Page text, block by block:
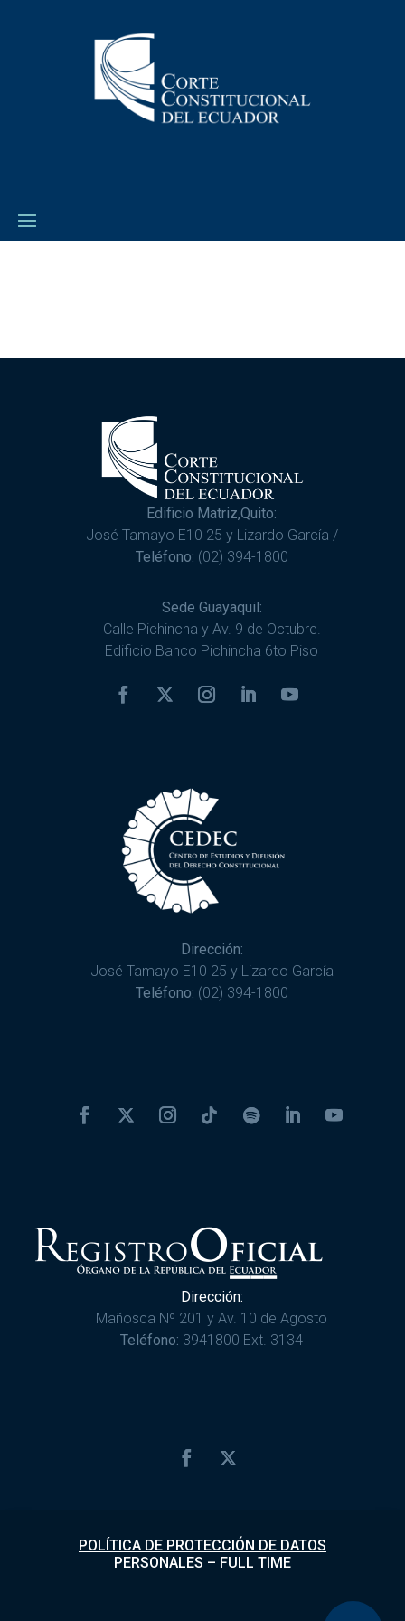
Edificio Matriz,Quito:
José Tamayo E10 25 y Lizardo García /
Teléfono: (02) 394-1800
Sede Guayaquil:
Calle Pichincha y Av. 9 de Octubre.
Edificio Banco Pichincha 6to Piso
Dirección:
José Tamayo E10 25 y Lizardo García
Teléfono: (02) 394-1800
Dirección:
Mañosca Nº 201 y Av. 10 de Agosto
Teléfono: 3941800 Ext. 3134
POLÍTICA DE PROTECCIÓN DE DATOS
PERSONALES – FULL TIME